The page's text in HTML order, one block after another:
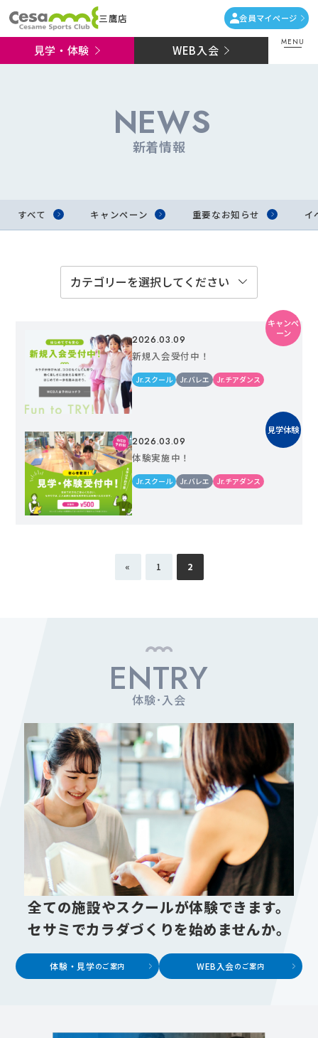
三鷹店 会員マイページ
見学・体験 WEB入会
MENU
NEWS
新着情報
すべて キャンペーン 重要なお知らせ イ
キャンペ
ーン
2026.03.09
新規入会受付中！
Jr.スクール Jr.バレエ Jr.チアダンス
見学体験
2026.03.09
体験実施中！
Jr.スクール Jr.バレエ Jr.チアダンス
« 1 2
ENTRY
体験･入会
全ての施設やスクールが体験できます。
セサミでカラダづくりを始めませんか。
体験・見学のご案内 WEB入会のご案内